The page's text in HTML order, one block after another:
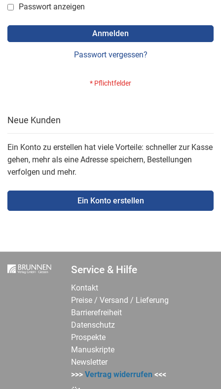
Passwort anzeigen
Anmelden
Passwort vergessen?
Neue Kunden
Ein Konto zu erstellen hat viele Vorteile: schneller zur Kasse
gehen, mehr als eine Adresse speichern, Bestellungen
verfolgen und mehr.
Ein Konto erstellen
Service & Hilfe
Kontakt
Preise / Versand / Lieferung
Barrierefreiheit
Datenschutz
Prospekte
Manuskripte
Newsletter
>>>Vertrag widerrufen <<<